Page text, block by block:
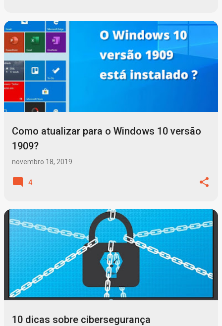
Como atualizar para o Windows 10 versão
1909?
novembro 18, 2019
4
10 dicas sobre cibersegurança